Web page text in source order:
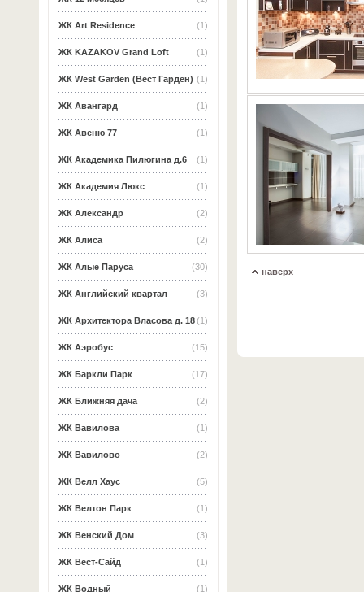
(1)
ЖК Art Residence
(1)
ЖК KAZAKOV Grand Loft
(1)
ЖК West Garden (Вест Гарден)
(1)
ЖК Авангард
(1)
ЖК Авеню 77
(1)
ЖК Академика Пилюгина д.6
(1)
ЖК Академия Люкс
(2)
ЖК Александр
(2)
ЖК Алиса
(30)
ЖК Алые Паруса
(3)
ЖК Английский квартал
(1)
ЖК Архитектора Власова д. 18
(15)
ЖК Аэробус
(17)
ЖК Баркли Парк
(2)
ЖК Ближняя дача
(1)
ЖК Вавилова
(2)
ЖК Вавилово
(5)
ЖК Велл Хаус
(1)
ЖК Велтон Парк
(3)
ЖК Венский Дом
(1)
ЖК Вест-Сайд
(1)
ЖК Водный
наверх